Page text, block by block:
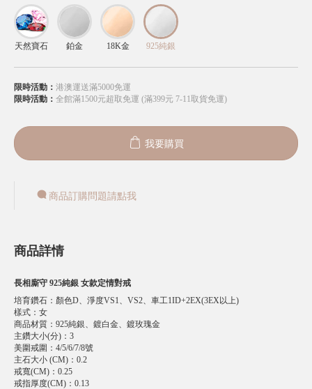
天然寶石 鉑金 18K金 925純銀
限時活動： 港澳運送滿5000免運
限時活動： 全館滿1500元超取免運 (滿399元 7-11取貨免運)
我要購買
商品訂購問題請點我
商品詳情
長相廝守 925純銀 女款定情對戒
培育鑽石 ： 顏色D、淨度VS1、VS2、車工1ID+2EX(3EX以上)
樣式 ： 女
商品材質 ： 925純銀、鍍白金、鍍玫瑰金
主鑽大小(分) ： 3
美圍戒圍 ： 4/5/6/7/8號
主石大小 (CM) ： 0.2
戒寬(CM) ： 0.25
戒指厚度(CM) ： 0.13